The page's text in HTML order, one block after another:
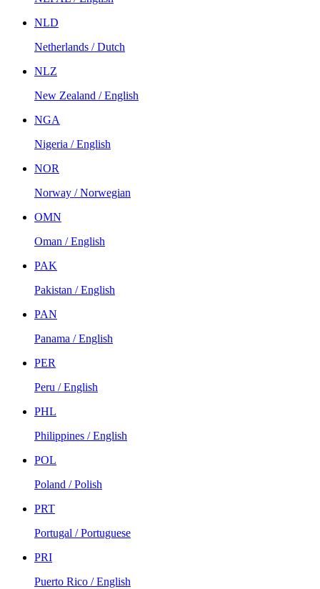
NLD
Netherlands / Dutch
NLZ
New Zealand / English
NGA
Nigeria / English
NOR
Norway / Norwegian
OMN
Oman / English
PAK
Pakistan / English
PAN
Panama / English
PER
Peru / English
PHL
Philippines / English
POL
Poland / Polish
PRT
Portugal / Portuguese
PRI
Puerto Rico / English